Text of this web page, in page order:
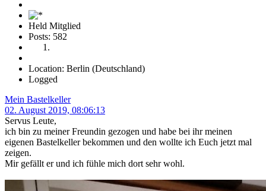
Held Mitglied
Posts: 582
Location: Berlin (Deutschland)
Logged
Mein Bastelkeller
02. August 2019, 08:06:13
Servus Leute,
ich bin zu meiner Freundin gezogen und habe bei ihr meinen
eigenen Bastelkeller bekommen und den wollte ich Euch jetzt mal
zeigen.
Mir gefällt er und ich fühle mich dort sehr wohl.